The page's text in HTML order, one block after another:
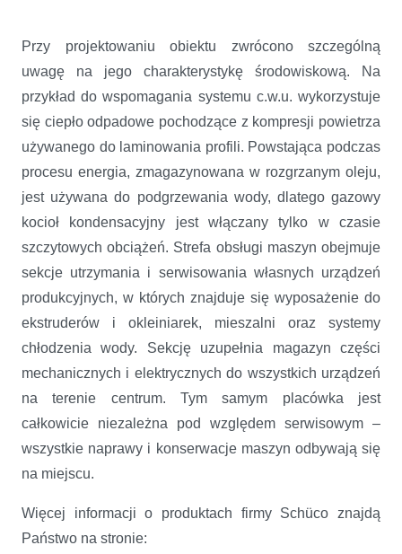
Przy projektowaniu obiektu zwrócono szczególną
uwagę na jego charakterystykę środowiskową. Na
przykład do wspomagania systemu c.w.u. wykorzystuje
się ciepło odpadowe pochodzące z kompresji powietrza
używanego do laminowania profili. Powstająca podczas
procesu energia, zmagazynowana w rozgrzanym oleju,
jest używana do podgrzewania wody, dlatego gazowy
kocioł kondensacyjny jest włączany tylko w czasie
szczytowych obciążeń. Strefa obsługi maszyn obejmuje
sekcje utrzymania i serwisowania własnych urządzeń
produkcyjnych, w których znajduje się wyposażenie do
ekstruderów i okleiniarek, mieszalni oraz systemy
chłodzenia wody. Sekcję uzupełnia magazyn części
mechanicznych i elektrycznych do wszystkich urządzeń
na terenie centrum. Tym samym placówka jest
całkowicie niezależna pod względem serwisowym –
wszystkie naprawy i konserwacje maszyn odbywają się
na miejscu.
Więcej informacji o produktach firmy Schüco znajdą
Państwo na stronie: